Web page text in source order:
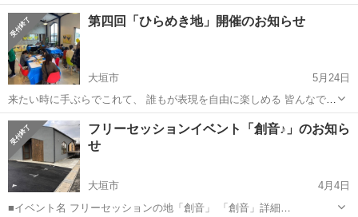
っこマルシェが開催されます！ 普段、子連れだとなかなか施術系に お
時間が作れないママさんやパパさん このマルシェなら託児付きなので
安心...
岐阜 大垣市 東大垣駅 ワークショップ マルシェ
第四回「ひらめき地」開催のお知らせ
大垣市
5月24日
来たい時に手ぶらでこれて、 誰もが表現を自由に楽しめる 皆んなで創
る共創空間 第4回「ひらめき地」開催のお知らせ ひらめき地、第4回目
は6/8（土）に 開催いたしますので よろしくお願いいたします✨ 以...
岐阜 大垣市 ワークショップ 秘密基地
フリーセッションイベント「創音♪」のお知ら
せ
大垣市
4月4日
■イベント名 フリーセッションの地「創音」 「創音」詳細